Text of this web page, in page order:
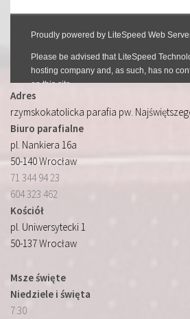
Adres
rzymskokatolicka parafia pw.
Biuro parafialne
pl. Nankiera 16a
50-140 Wrocław
71 344 94 23
604 323 462
Kościół
pl. Uniwersytecki 1
50-137 Wrocław
Msze święte
Niedziele i święta
7:30